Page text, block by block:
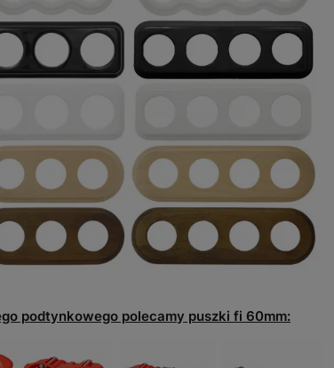
podtynkowego polecamy puszki fi 60mm: